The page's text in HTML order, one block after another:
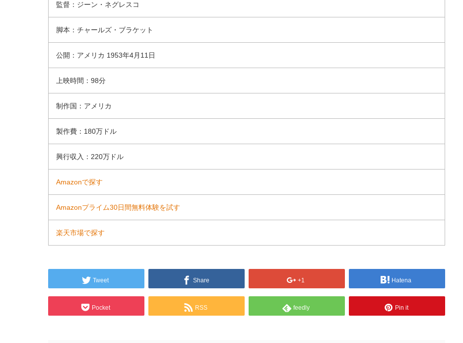
監督：ジーン・ネグレスコ
脚本：チャールズ・ブラケット
公開：アメリカ 1953年4月11日
上映時間：98分
制作国：アメリカ
製作費：180万ドル
興行収入：220万ドル
Amazonで探す
Amazonプライム30日間無料体験を試す
楽天市場で探す
Tweet Share +1 Hatena
Pocket RSS feedly Pin it